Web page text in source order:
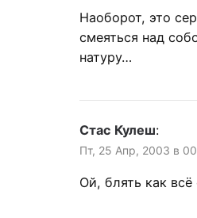
Наоборот, это
смеяться над
натуру…
Стас Кулеш:
Пт, 25 Апр, 2003 в
Ой, блять как